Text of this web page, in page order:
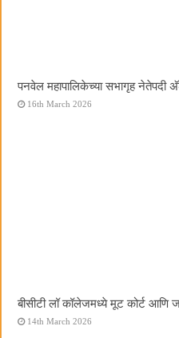
पनवेल महापालिकेच्या सभागृह नेतेपदी
16th March 2026
बीसीटी लॉ कॉलेजमध्ये मूट कोर्ट आणि
14th March 2026